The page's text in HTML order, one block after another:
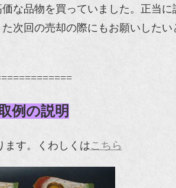
な品物を買っていました。正当
次回の売却の際にもお願いした
例の説明
ます。くわしくはこちら